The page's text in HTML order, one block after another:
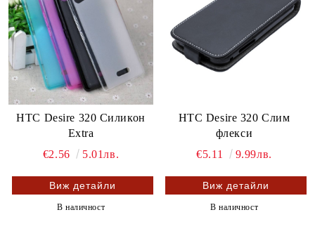
HTC Desire 320 Силикон
Extra
€2.56
5.01лв.
Виж детайли
В наличност
HTC Desire 320 Слим
флекси
€5.11
9.99лв.
Виж детайли
В наличност